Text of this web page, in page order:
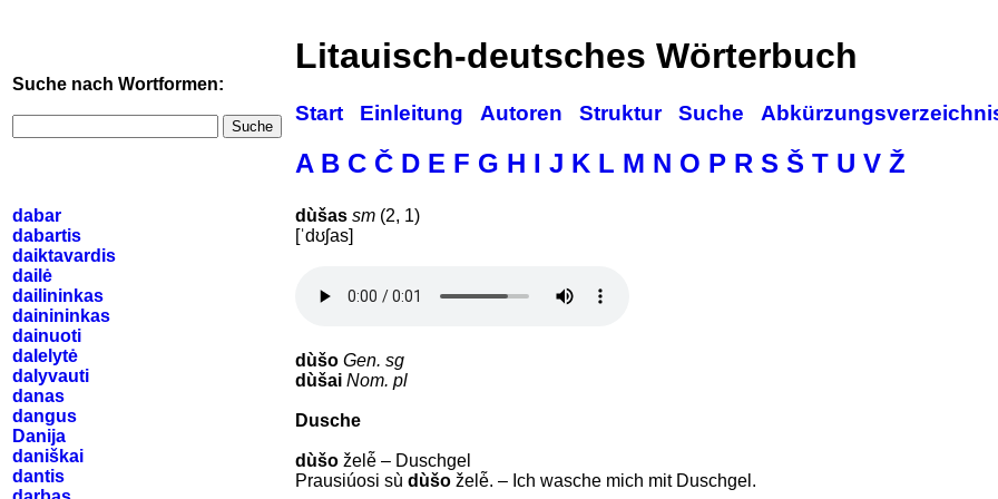
Suche nach Wortformen:
Suche
Litauisch-deutsches Wörterbuch
Start Einleitung Autoren Struktur Suche
A B C Č D E F G H I J K L M N O P R S Š T U V Ž
dabar
dabartis
daiktavardis
dailė
dailininkas
dainininkas
dainuoti
dalelytė
dalyvauti
danas
dangus
Danija
daniškai
dantis
dùšas sm (2, 1)
[ˈdʊʃas]
dùšo Gen. sg
dùšai Nom. pl
Dusche
dùšo želė̃ – Duschgel
Prausiúosi sù dùšo želė̃. – Ich wasche mich mit Duschgel.